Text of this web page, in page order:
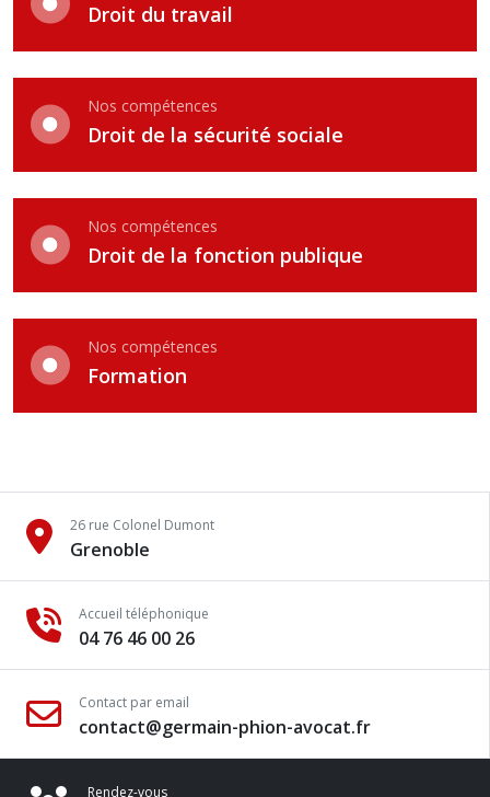
Droit du travail
Nos compétences
Droit de la sécurité sociale
Nos compétences
Droit de la fonction publique
Nos compétences
Formation
26 rue Colonel Dumont
Grenoble
Accueil téléphonique
04 76 46 00 26
Contact par email
contact@germain-phion-avocat.fr
Rendez-vous